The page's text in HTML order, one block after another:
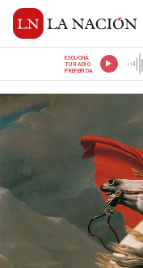
ESCUCHÁ
TU RADIO
PREFERIDA